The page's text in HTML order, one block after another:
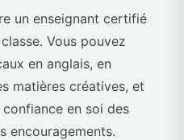
un enseignant certifié
Vous pouvez
en anglais, en
matières créatives, et
en soi des
encouragements.